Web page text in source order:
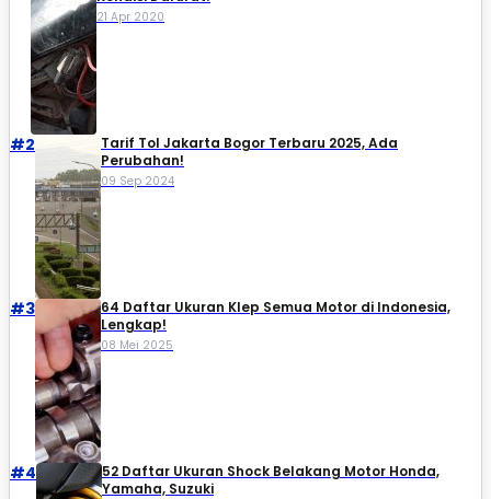
21 Apr 2020
#2
Tarif Tol Jakarta Bogor Terbaru 2025, Ada
Perubahan!
09 Sep 2024
#3
64 Daftar Ukuran Klep Semua Motor di Indonesia,
Lengkap!
08 Mei 2025
#4
52 Daftar Ukuran Shock Belakang Motor Honda,
Yamaha, Suzuki​